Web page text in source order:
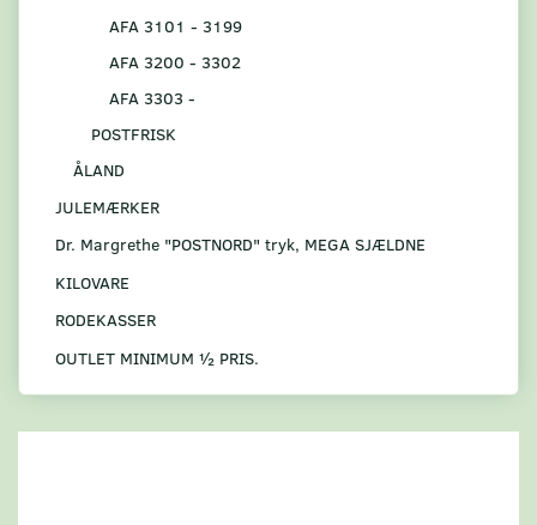
AFA 3101 - 3199
AFA 3200 - 3302
AFA 3303 -
POSTFRISK
ÅLAND
JULEMÆRKER
Dr. Margrethe "POSTNORD" tryk, MEGA SJÆLDNE
KILOVARE
RODEKASSER
OUTLET MINIMUM ½ PRIS.